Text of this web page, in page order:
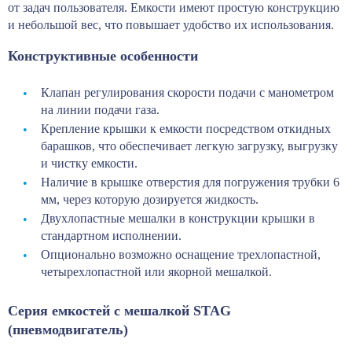
от задач пользователя. Емкости имеют простую конструкцию
и небольшой вес, что повышает удобство их использования.
Конструктивные особенности
Клапан регулирования скорости подачи с манометром
на линии подачи газа.
Крепление крышки к емкости посредством откидных
барашков, что обеспечивает легкую загрузку, выгрузку
и чистку емкости.
Наличие в крышке отверстия для погружения трубки 6
мм, через которую дозируется жидкость.
Двухлопастные мешалки в конструкции крышки в
стандартном исполнении.
Опционально возможно оснащение трехлопастной,
четырехлопастной или якорной мешалкой.
Серия емкостей с мешалкой STAG
(пневмодвигатель)